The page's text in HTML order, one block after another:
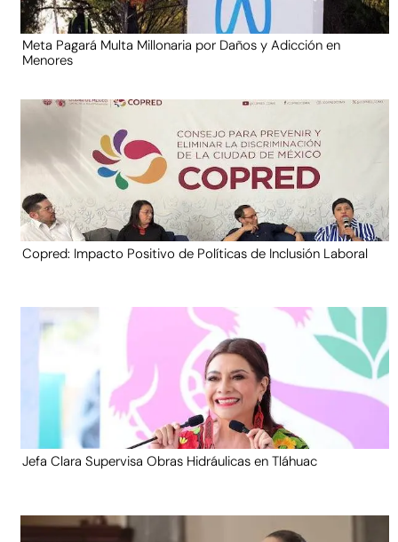
Meta Pagará Multa Millonaria por Daños y Adicción en
Menores
Copred: Impacto Positivo de Políticas de Inclusión Laboral
Jefa Clara Supervisa Obras Hidráulicas en Tláhuac